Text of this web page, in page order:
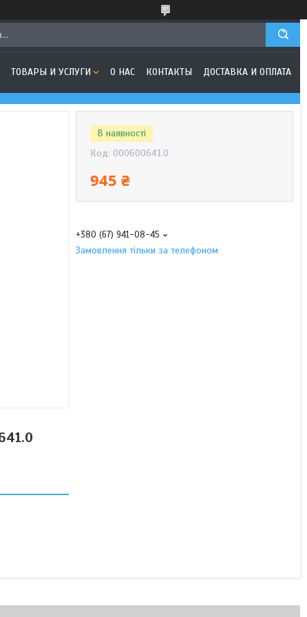
ТОВАРЫ И УСЛУГИ О НАС КОНТАКТЫ ДОСТАВКА И ОПЛАТА
В наявності
Код: 000600641.0
945 ₴
+380 (67) 941-08-45
Замовлення тільки за телефоном